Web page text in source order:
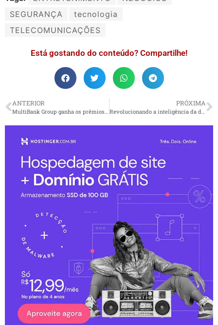
SEGURANÇA
tecnologia
TELECOMUNICAÇÕES
Está gostando do conteúdo? Compartilhe!
ANTERIOR
MultiBank Group ganha os prêmios de “Melhor Corretora de Proteção de Fundos de Clientes” e “Melhor Solução de Negociação Social” na Money Expo México 2025
PRÓXIMA
Revolucionando a inteligência da distribuição: NielsenIQ (NIQ) lança a inteligência de distribuição global avançada na plataforma de dados de mercado gfknewron®